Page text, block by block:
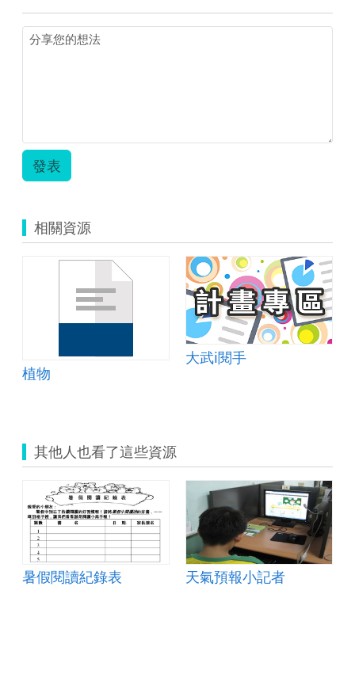
發表
相關資源
植物
大武i閱手
其他人也看了這些資源
暑假閱讀紀錄表 天氣預報小記者